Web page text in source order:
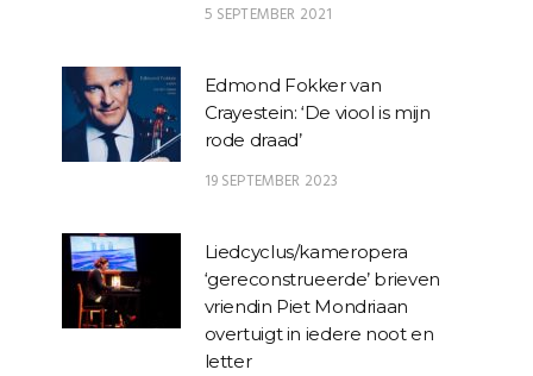
5 SEPTEMBER 2021
Edmond Fokker van
Crayestein: ‘De viool is mijn
rode draad’
19 SEPTEMBER 2023
Liedcyclus/kameropera
‘gereconstrueerde’ brieven
vriendin Piet Mondriaan
overtuigt in iedere noot en
letter